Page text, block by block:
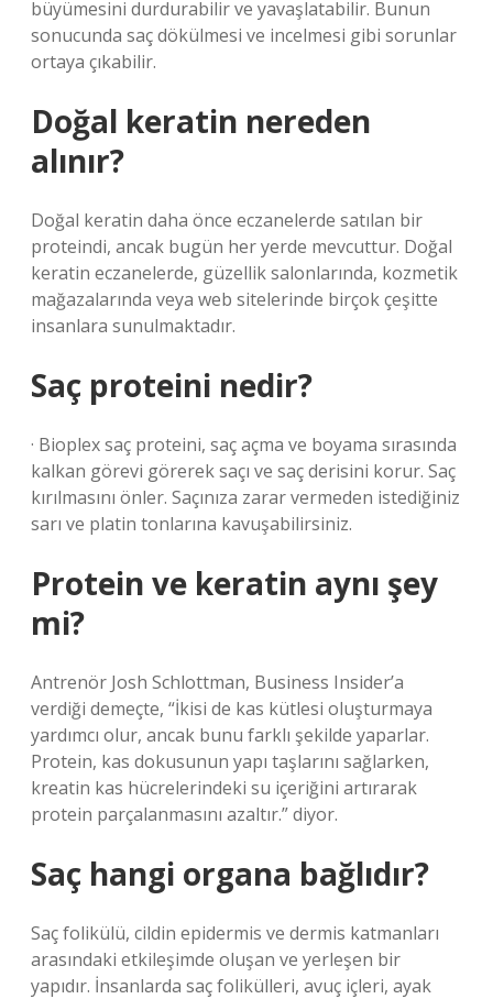
büyümesini durdurabilir ve yavaşlatabilir. Bunun
sonucunda saç dökülmesi ve incelmesi gibi sorunlar
ortaya çıkabilir.
Doğal keratin nereden
alınır?
Doğal keratin daha önce eczanelerde satılan bir
proteindi, ancak bugün her yerde mevcuttur. Doğal
keratin eczanelerde, güzellik salonlarında, kozmetik
mağazalarında veya web sitelerinde birçok çeşitte
insanlara sunulmaktadır.
Saç proteini nedir?
· Bioplex saç proteini, saç açma ve boyama sırasında
kalkan görevi görerek saçı ve saç derisini korur. Saç
kırılmasını önler. Saçınıza zarar vermeden istediğiniz
sarı ve platin tonlarına kavuşabilirsiniz.
Protein ve keratin aynı şey
mi?
Antrenör Josh Schlottman, Business Insider’a
verdiği demeçte, “İkisi de kas kütlesi oluşturmaya
yardımcı olur, ancak bunu farklı şekilde yaparlar.
Protein, kas dokusunun yapı taşlarını sağlarken,
kreatin kas hücrelerindeki su içeriğini artırarak
protein parçalanmasını azaltır.” diyor.
Saç hangi organa bağlıdır?
Saç folikülü, cildin epidermis ve dermis katmanları
arasındaki etkileşimde oluşan ve yerleşen bir
yapıdır. İnsanlarda saç folikülleri, avuç içleri, ayak